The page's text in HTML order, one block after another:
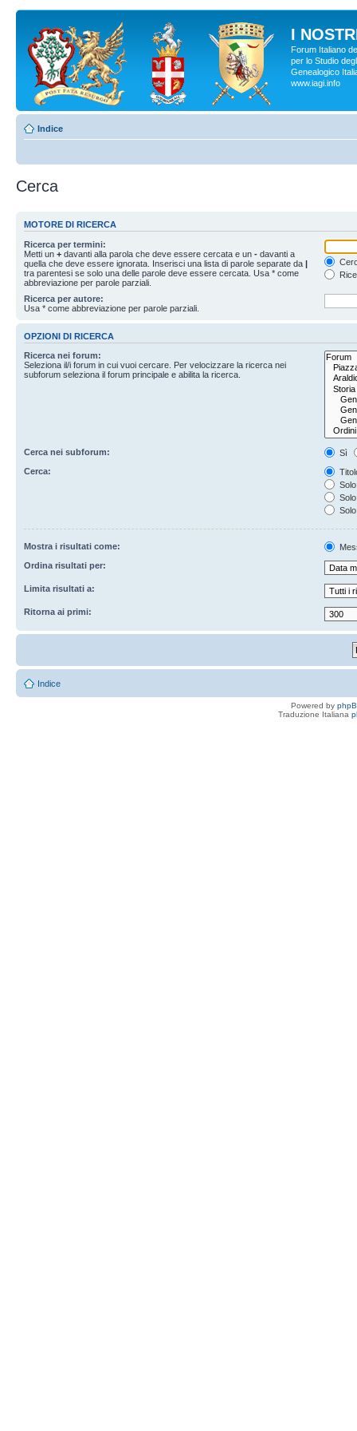
I
Forum Italiano
per lo Studio
Genealogico
www.iagi.info
Indice
Cerca
MOTORE DI RICERCA
Ricerca per termini:
Metti un + davanti alla parola che deve essere cercata e un - davanti a
quella che deve essere ignorata. Inserisci una lista di parole separate da |
tra parentesi se solo una delle parole deve essere cercata. Usa * come
abbreviazione per parole parziali.
Ricerca per autore:
Usa * come abbreviazione per parole parziali.
OPZIONI DI RICERCA
Ricerca nei forum:
Seleziona il/i forum in cui vuoi cercare. Per velocizzare la ricerca nei
subforum seleziona il forum principale e abilita la ricerca.
Cerca nei subforum:
Sì
Cerca:
Mostra i risultati come:
Ordina risultati per:
Limita risultati a:
Ritorna ai primi:
Indice
Powered by
Traduzione Italiana